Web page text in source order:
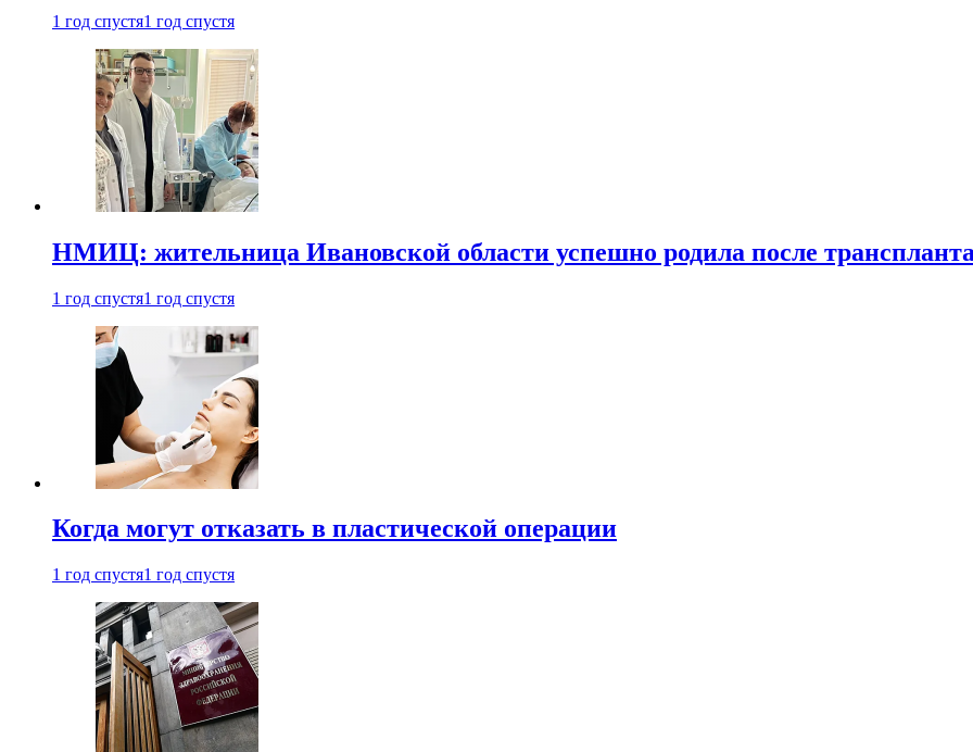
1 год спустя1 год спустя
НМИЦ: жительница Ивановской области успешно родила после
1 год спустя1 год спустя
Когда могут отказать в пластической операции
1 год спустя1 год спустя